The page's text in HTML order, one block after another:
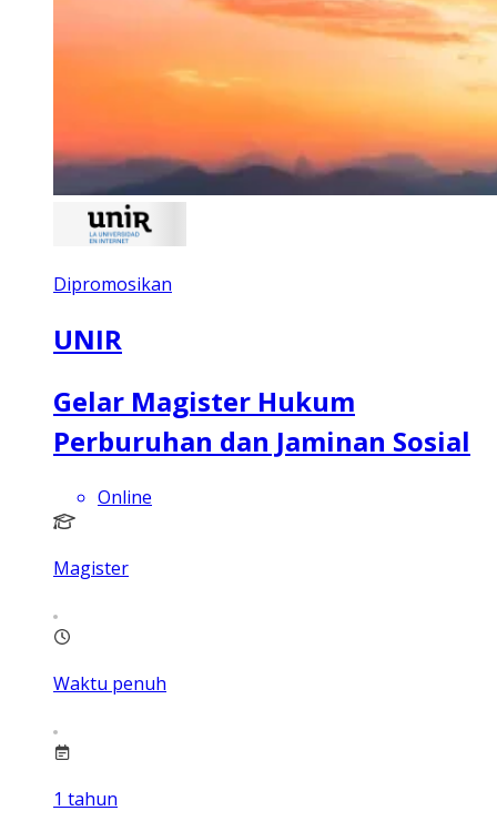
Dipromosikan
UNIR
Gelar Magister Hukum
Perburuhan dan Jaminan Sosial
Online
Magister
Waktu penuh
1 tahun